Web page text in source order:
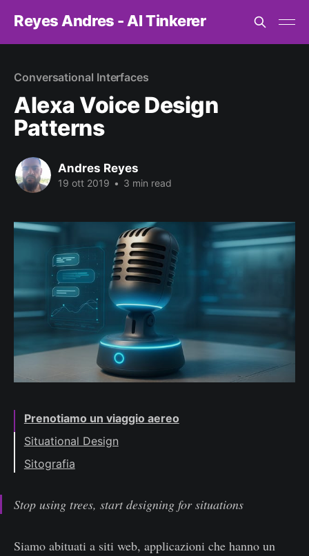
Reyes Andres - AI Tinkerer
Conversational Interfaces
Alexa Voice Design
Patterns
Andres Reyes
19 ott 2019 • 3 min read
Prenotiamo un viaggio aereo
Situational Design
Sitografia
Stop using trees, start designing for situations
Siamo abituati a siti web, applicazioni che hanno un